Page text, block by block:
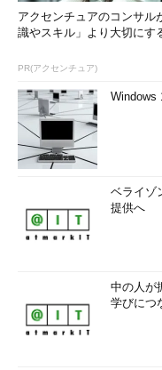
アクセンチュアのコンサル
識やスキル」より大切にす
PR(アクセンチュア)
Windows
ベライゾ
提供へ
中の人が
学びにつ